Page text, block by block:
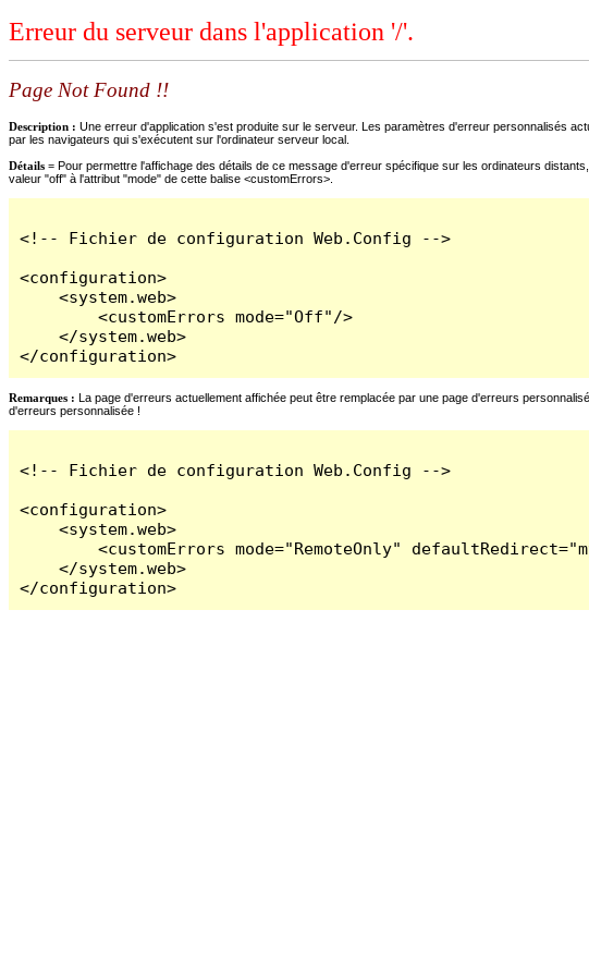
Erreur du serveur dans l'application '/'.
Page Not Found !!
Description : Une erreur d'application s'est produite sur le serveur. Les paramètres d'erreur personnalisés
par les navigateurs qui s'exécutent sur l'ordinateur serveur local.
Détails = Pour permettre l'affichage des détails de ce message d'erreur spécifique sur les ordinateurs
valeur "off" à l'attribut "mode" de cette balise <customErrors>.
<!-- Fichier de configuration Web.Config -->
<configuration>
    <system.web>
        <customErrors mode="Off"/>
    </system.web>
</configuration>
Remarques : La page d'erreurs actuellement affichée peut être remplacée par une page d'erreurs
d'erreurs personnalisée !
<!-- Fichier de configuration Web.Config -->
<configuration>
    <system.web>
<customErrors mode="RemoteOnly"
    </system.web>
</configuration>